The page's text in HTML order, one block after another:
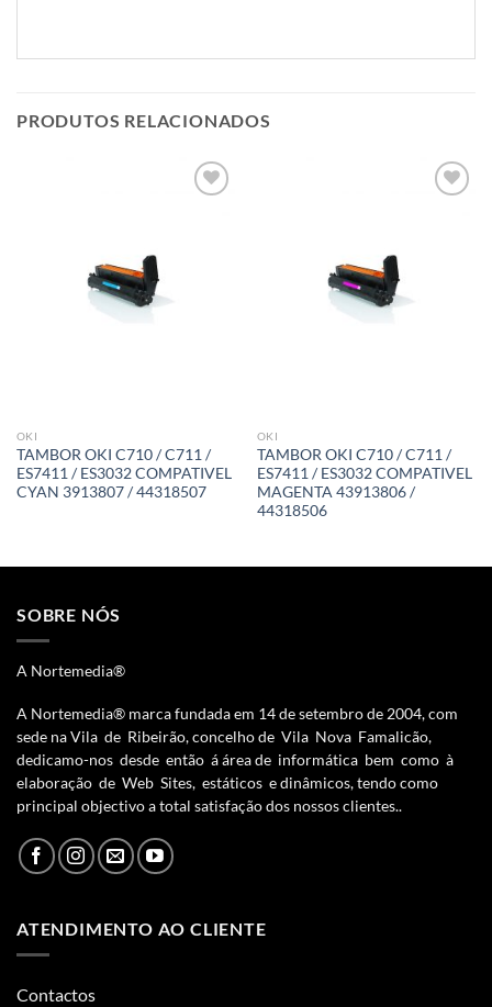
PRODUTOS RELACIONADOS
OKI
TAMBOR OKI C710 / C711 /
ES7411 / ES3032 COMPATIVEL
CYAN 3913807 / 44318507
OKI
TAMBOR OKI C710 / C711 /
ES7411 / ES3032 COMPATIVEL
MAGENTA 43913806 /
44318506
SOBRE NÓS
A Nortemedia®
A Nortemedia® marca fundada em 14 de setembro de 2004, com
sede na Vila de Ribeirão, concelho de Vila Nova Famalicão,
dedicamo-nos desde então á área de informática bem como à
elaboração de Web Sites, estáticos e dinâmicos, tendo como
principal objectivo a total satisfação dos nossos clientes..
ATENDIMENTO AO CLIENTE
Contactos